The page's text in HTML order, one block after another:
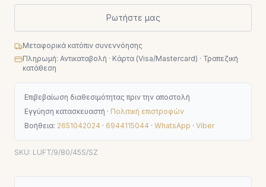
Ρωτήστε μας
Μεταφορικά κατόπιν συνεννόησης
Πληρωμή: Αντικαταβολή · Κάρτα (Visa/Mastercard) · Τραπεζική
κατάθεση
Επιβεβαίωση διαθεσιμότητας πριν την αποστολή
Εγγύηση κατασκευαστή · Πολιτική επιστροφών
Βοήθεια: 2651042024 · 6944115044 · WhatsApp · Viber
SKU: LUFT/9/80/45S/SZ